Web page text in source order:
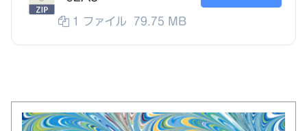
1 ファイル 79.75 MB